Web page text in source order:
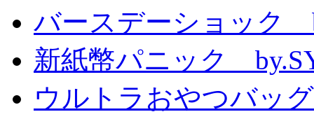
バースデーショック
新紙幣パニック
ウルトラおやつバッ